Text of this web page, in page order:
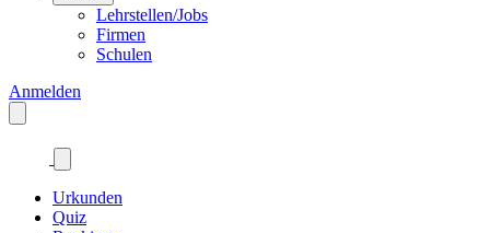
Lehrstellen/Jobs
Firmen
Schulen
Anmelden
Urkunden
Quiz